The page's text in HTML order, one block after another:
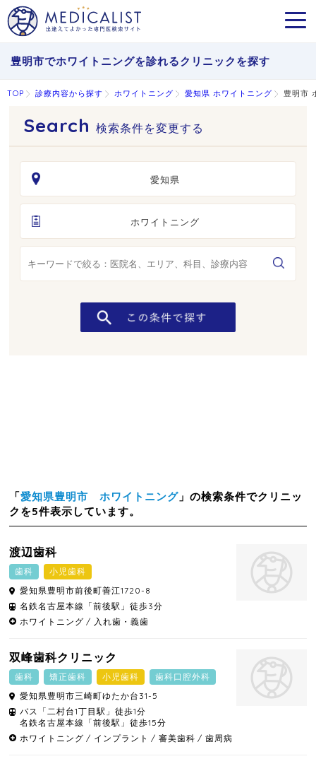
豊明市でホワイトニングを診れるクリニックを探す
TOP 診療内容から探す ホワイトニング 愛知県 ホワイトニング 豊明市
検索条件を変更する
愛知県
ホワイトニング
「愛知県豊明市 ホワイトニング 」の検索条件でクリニッ
クを5件表示しています。
渡辺歯科
歯科
小児歯科
愛知県豊明市前後町善江1720-8
名鉄名古屋本線「前後駅」徒歩3分
ホワイトニング
入れ歯・義歯
双峰歯科クリニック
歯科 矯正歯科 小児歯科
歯科口腔外科
愛知県豊明市三崎町ゆたか台31-5
バス「二村台1丁目駅」徒歩1分
名鉄名古屋本線「前後駅」徒歩15分
ホワイトニング
インプラント 審美歯科 歯周病